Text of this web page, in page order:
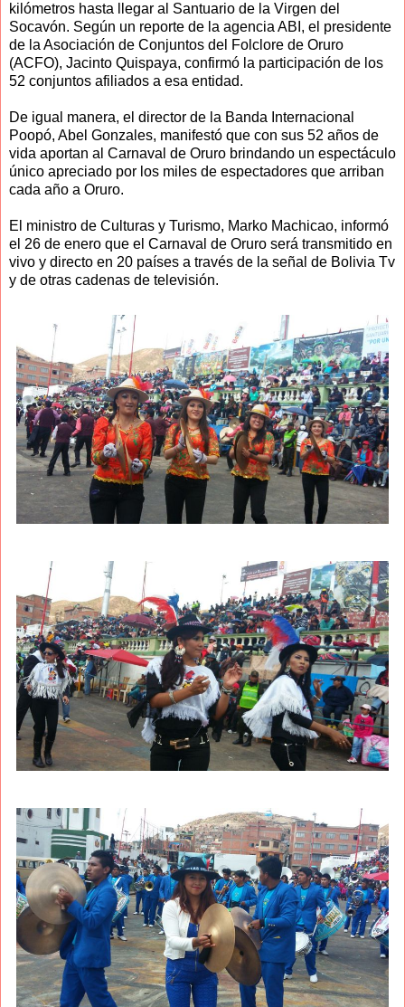
kilómetros hasta llegar al Santuario de la Virgen del
Socavón. Según un reporte de la agencia ABI, el presidente
de la Asociación de Conjuntos del Folclore de Oruro
(ACFO), Jacinto Quispaya, confirmó la participación de los
52 conjuntos afiliados a esa entidad.
De igual manera, el director de la Banda Internacional
Poopó, Abel Gonzales, manifestó que con sus 52 años de
vida aportan al Carnaval de Oruro brindando un espectáculo
único apreciado por los miles de espectadores que arriban
cada año a Oruro.
El ministro de Culturas y Turismo, Marko Machicao, informó
el 26 de enero que el Carnaval de Oruro será transmitido en
vivo y directo en 20 países a través de la señal de Bolivia Tv
y de otras cadenas de televisión.